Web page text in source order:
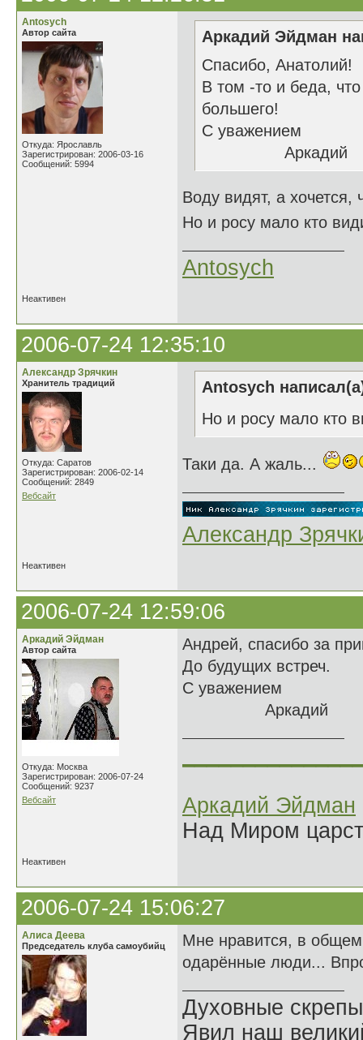
Antosych
Автор сайта
Откуда: Ярославль
Зарегистрирован: 2006-03-16
Сообщений: 5994
Аркадий Эйдман
Спасибо, Анатолий!
В том -то и беда,
большего!
С уважением
Аркадий
Воду видят, а
Но и росу мало кто
Antosych
Неактивен
2006-07-24 12:35:10
Александр Зрячкин
Хранитель традиций
Откуда: Саратов
Зарегистрирован: 2006-02-14
Сообщений: 2849
Вебсайт
Antosych
Но и росу мало кто
Таки да. А жаль...
Александр
Неактивен
2006-07-24 12:59:06
Аркадий Эйдман
Автор сайта
Откуда: Москва
Зарегистрирован: 2006-07-24
Сообщений: 9237
Вебсайт
Андрей, спасибо за
До будущих встреч.
С уважением
Аркадий
Аркадий Эйдман
Над Миром
Неактивен
2006-07-24 15:06:27
Алиса Деева
Председатель клуба самоубийц
Мне нравится, в
одарённые люди...
Духовные
Явил наш